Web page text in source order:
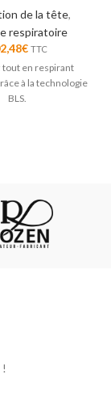
de la tête,
respiratoire
€ TTC
tout en respirant
à la technologie
BLS.